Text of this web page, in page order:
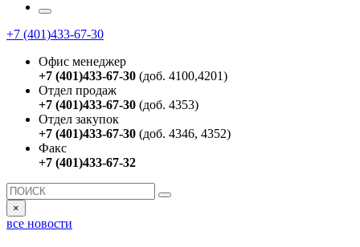
+7 (401)433-67-30
Офис менеджер
+7 (401)433-67-30 (доб. 4100,4201)
Отдел продаж
+7 (401)433-67-30 (доб. 4353)
Отдел закупок
+7 (401)433-67-30 (доб. 4346, 4352)
Факс
+7 (401)433-67-32
×
все новости